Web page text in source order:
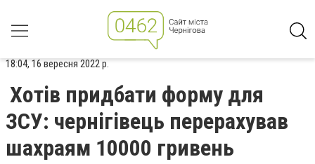
18:04, 16 вересня 2022 р.
Хотів придбати форму для
ЗСУ: чернігівець перерахував
шахраям 10000 гривень